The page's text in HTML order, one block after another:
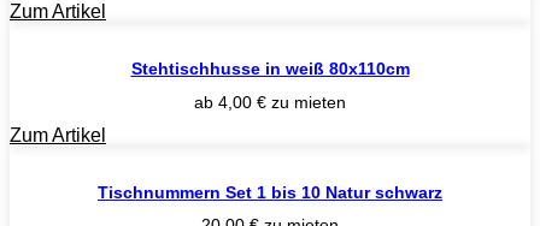
Zum Artikel
Stehtischhusse in weiß 80x110cm
ab 4,00 € zu mieten
Zum Artikel
Tischnummern Set 1 bis 10 Natur schwarz